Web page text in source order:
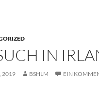
IN
2019 BSHLM EIN